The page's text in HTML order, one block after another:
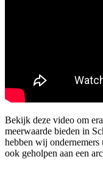
Bekijk deze video om
meerwaarde bieden in
hebben wij
ook geholpen aan een